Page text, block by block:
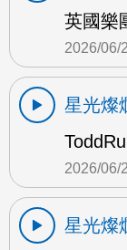
英國樂
2026/06/
星光燦
2026/06/
星光燦